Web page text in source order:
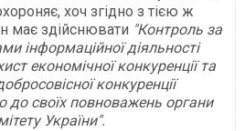
хоч згідно з тією ж
має здійснювати "Контроль за
інформаційної діяльності
економічної конкуренції та
конкуренції
до своїх повноважень органи
України".